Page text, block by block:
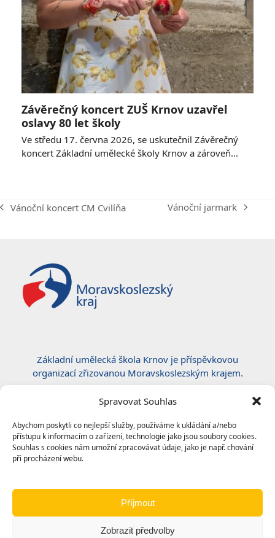
Spravovat Souhlas
Abychom poskytli co nejlepší služby, používáme k ukládání a/nebo
přístupu k informacím o zařízení, technologie jako jsou soubory cookies.
Souhlas s cookies nám umožní zpracovávat údaje, jako je např. chování
při procházení webu.
Příjmout
Zobrazit předvolby
Závěrečný koncert ZUŠ Krnov uzavřel
oslavy 80 let školy
Ve středu 17. června 2026, se uskutečnil Závěrečný
koncert Základní umělecké školy Krnov a zároveň…
previous
Vánoční koncert CM Cvilíňa
next
Vánoční jarmark
Základní umělecká škola Krnov je příspěvkovou
organizací zřizovanou Moravskoslezským krajem.
Certifikace ČSN EN ISO 50001:2019